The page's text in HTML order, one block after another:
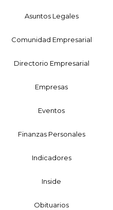
Asuntos Legales
Comunidad Empresarial
Directorio Empresarial
Empresas
Eventos
Finanzas Personales
Indicadores
Inside
Obituarios